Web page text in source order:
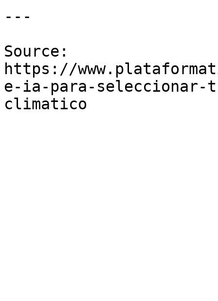
---
Source:
https://
e-ia-para-seleccionar-